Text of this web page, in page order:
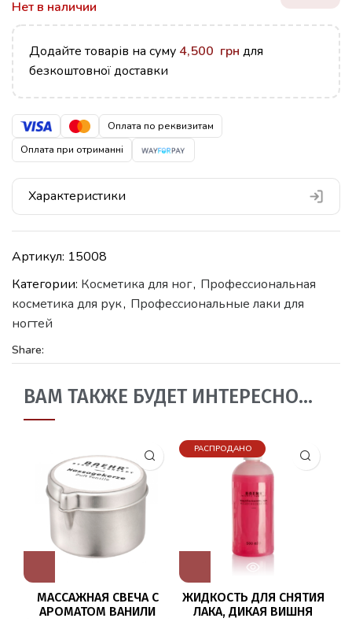
Нет в наличии
Додайте товарів на суму 4,500 грн для
безкоштовної доставки
Оплата по реквизитам
Оплата при отриманні
Характеристики
Артикул: 15008
Категории: Косметика для ног, Профессиональная
косметика для рук, Профессиональные лаки для
ногтей
Share:
ВАМ ТАКЖЕ БУДЕТ ИНТЕРЕСНО…
МАССАЖНАЯ СВЕЧА С
АРОМАТОМ ВАНИЛИ
РАСПРОДАНО
ЖИДКОСТЬ ДЛЯ СНЯТИЯ
ЛАКА, ДИКАЯ ВИШНЯ